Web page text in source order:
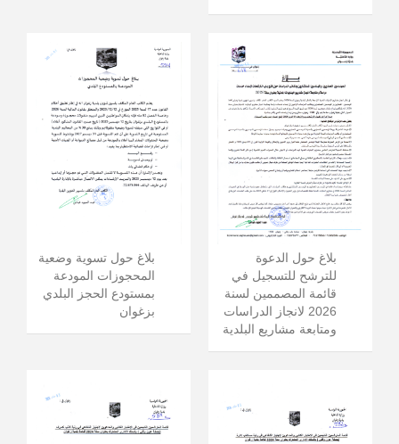
بلاغ حول الدعوة
للترشح للتسجيل في
قائمة المصممين لسنة
2026 لانجاز الدراسات
ومتابعة مشاريع البلدية
بلاغ حول تسوية وضعية
المحجوزات المودعة
بمستودع الحجز البلدي
بزغوان